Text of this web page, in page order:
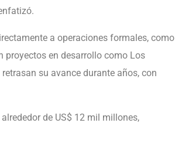
a operaciones formales, como
proyectos en desarrollo como Los
su avance durante años, con
de US$ 12 mil millones,